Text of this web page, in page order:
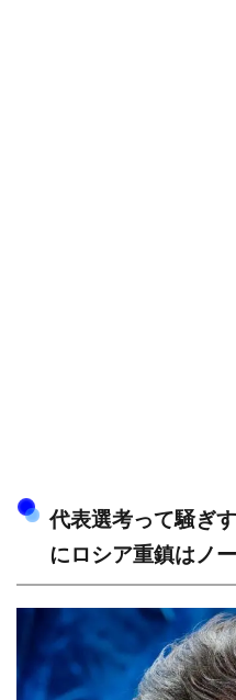
代表選考って騒ぎ
にロシア重鎮はノ